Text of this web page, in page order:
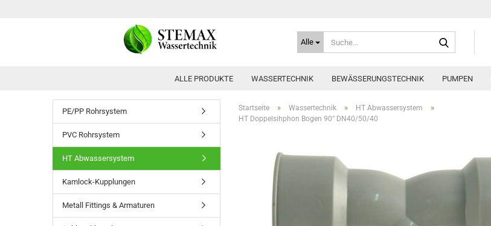
Alle
ALLE PRODUKTE WASSERTECHNIK BEWÄSSERUNGSTECHNIK PUMPEN
Startseite » Wassertechnik » HT Abwassersystem »
HT Doppelsihphon Bogen 90° DN40/50/40
PE/PP Rohrsystem
PVC Rohrsystem
HT Abwassersystem
Kamlock-Kupplungen
Metall Fittings & Armaturen